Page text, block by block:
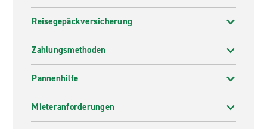
Reisegepäckversicherung
Zahlungsmethoden
Pannenhilfe
Mieteranforderungen